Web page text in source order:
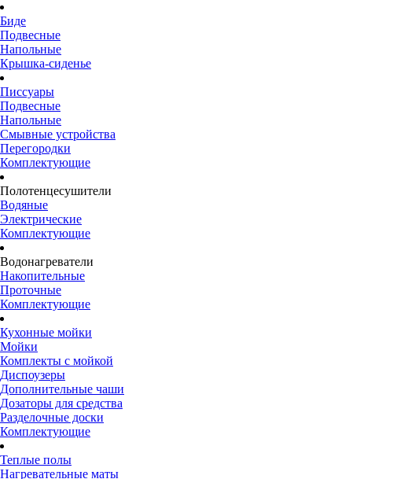
Биде
Подвесные
Напольные
Крышка-сиденье
Писсуары
Подвесные
Напольные
Смывные устройства
Перегородки
Комплектующие
Полотенцесушители
Водяные
Электрические
Комплектующие
Водонагреватели
Накопительные
Проточные
Комплектующие
Кухонные мойки
Мойки
Комплекты с мойкой
Диспоузеры
Дополнительные чаши
Дозаторы для средства
Разделочные доски
Комплектующие
Теплые полы
Нагревательные маты